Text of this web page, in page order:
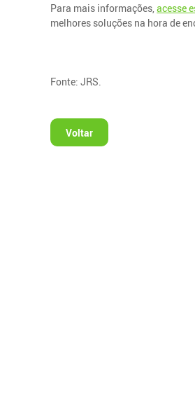
Para mais informações,acesse
melhores soluções na hora de
Fonte: JRS.
Voltar